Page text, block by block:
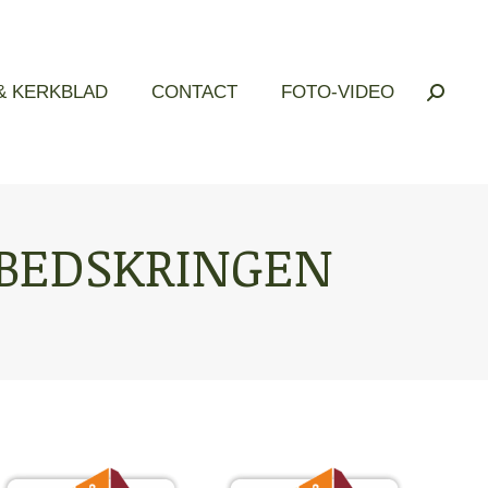
KERKBLAD CONTACT FOTO-VIDEO
KERKBLAD CONTACT FOTO-VIDEO